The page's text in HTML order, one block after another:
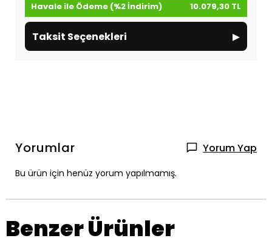
Havale ile Ödeme (%2 İndirim)
10.079,30 TL
Taksit Seçenekleri ▸
Yorumlar Yorum Yap
Bu ürün için henüz yorum yapılmamış.
Benzer Ürünler